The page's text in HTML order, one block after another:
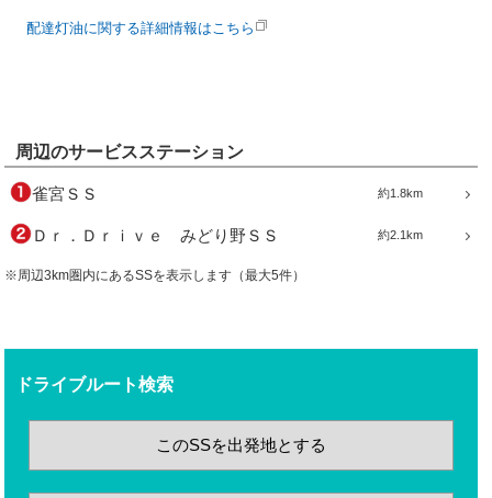
配達灯油に関する詳細情報はこちら
周辺のサービスステーション
約1.8km
雀宮ＳＳ
約2.1km
Ｄｒ．Ｄｒｉｖｅ みどり野ＳＳ
※周辺3km圏内にあるSSを表示します（最大5件）
ドライブルート検索
このSSを出発地とする